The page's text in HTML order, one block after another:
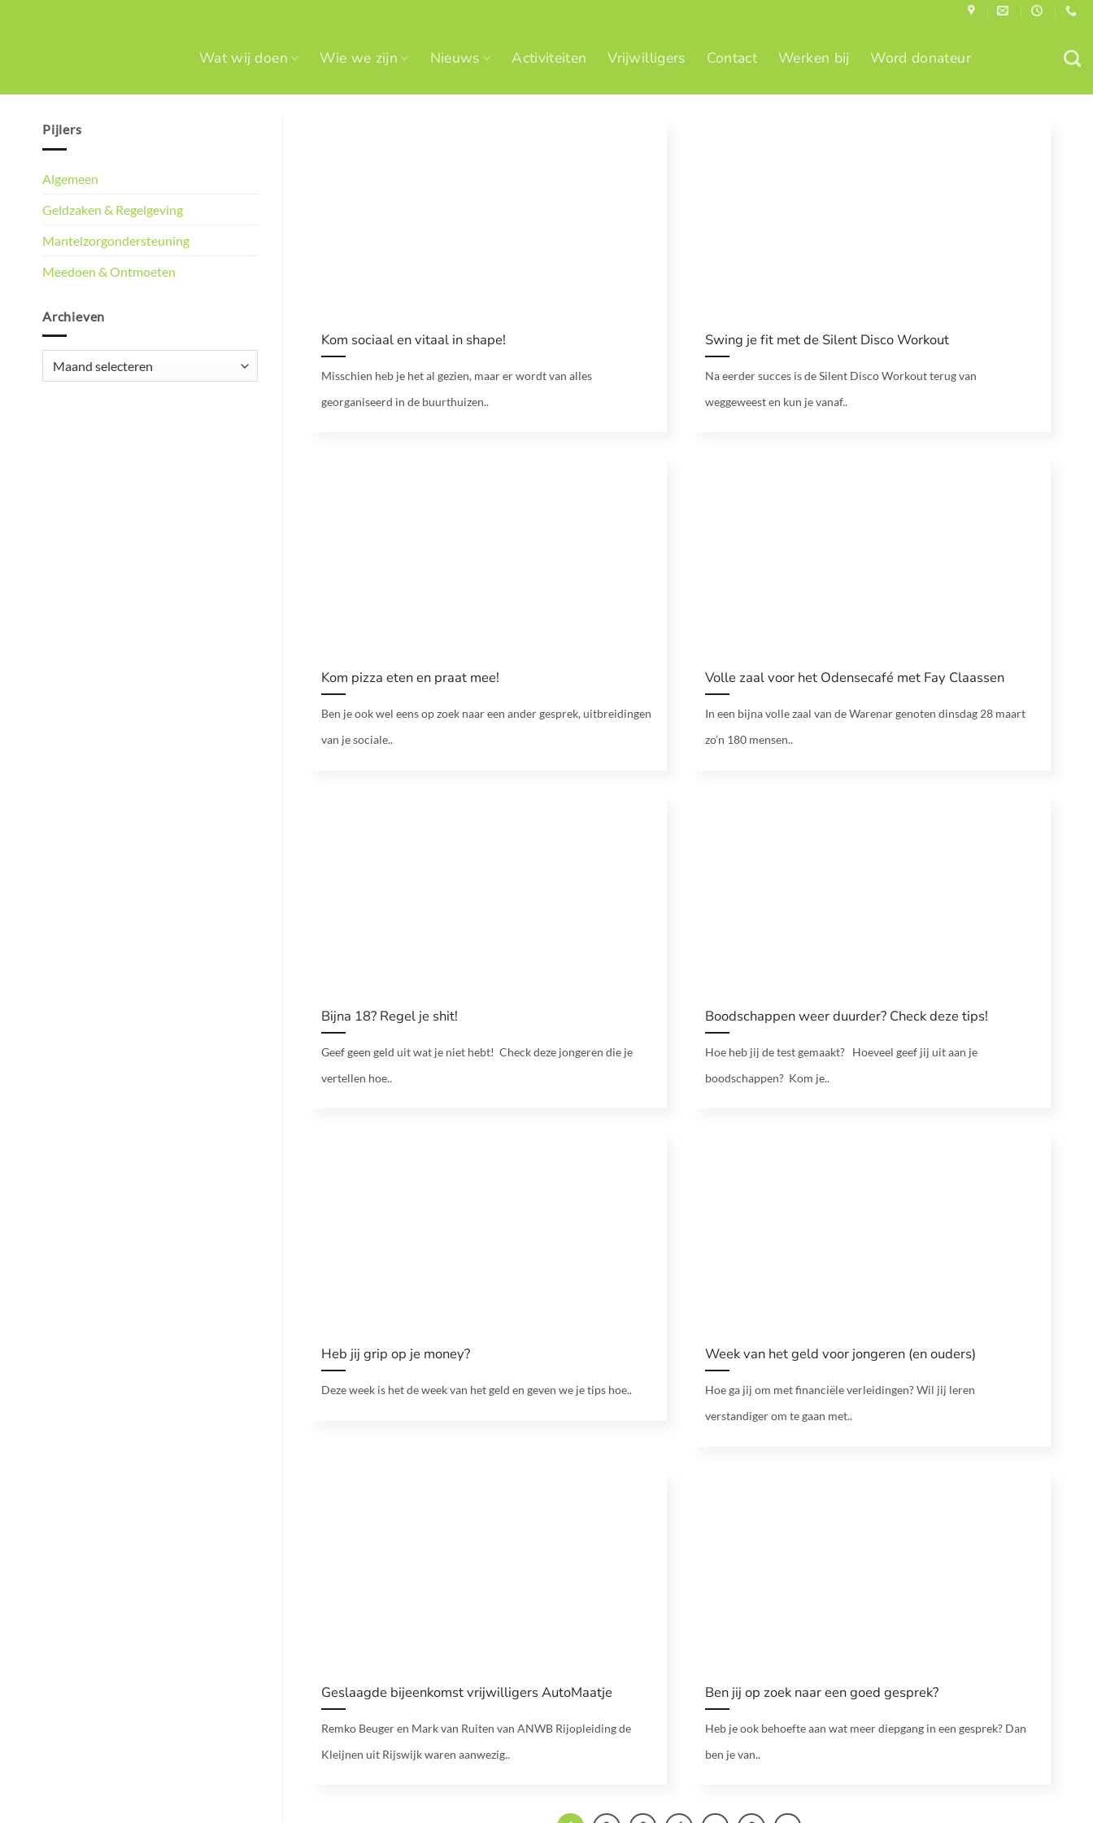
Wat wij doen Wie we zijn Nieuws Activiteiten Vrijwilligers Contact Werken bij Word donateur
Pijlers
Algemeen
Geldzaken & Regelgeving
Mantelzorgondersteuning
Meedoen & Ontmoeten
Archieven
Kom sociaal en vitaal in shape!
Misschien heb je het al gezien, maar er wordt van alles
georganiseerd in de buurthuizen..
Swing je fit met de Silent Disco Workout
Na eerder succes is de Silent Disco Workout terug van
weggeweest en kun je vanaf..
Kom pizza eten en praat mee!
Ben je ook wel eens op zoek naar een ander gesprek, uitbreidingen
van je sociale..
Volle zaal voor het Odensecafé met Fay Claassen
In een bijna volle zaal van de Warenar genoten dinsdag 28 maart
zo’n 180 mensen..
Bijna 18? Regel je shit!
Geef geen geld uit wat je niet hebt! Check deze jongeren die je
vertellen hoe..
Boodschappen weer duurder? Check deze tips!
Hoe heb jij de test gemaakt? Hoeveel geef jij uit aan je
boodschappen? Kom je..
Heb jij grip op je money?
Deze week is het de week van het geld en geven we je tips hoe..
Week van het geld voor jongeren (en ouders)
Hoe ga jij om met financiële verleidingen? Wil jij leren
verstandiger om te gaan met..
Geslaagde bijeenkomst vrijwilligers AutoMaatje
Remko Beuger en Mark van Ruiten van ANWB Rijopleiding de
Kleijnen uit Rijswijk waren aanwezig..
Ben jij op zoek naar een goed gesprek?
Heb je ook behoefte aan wat meer diepgang in een gesprek? Dan
ben je van..